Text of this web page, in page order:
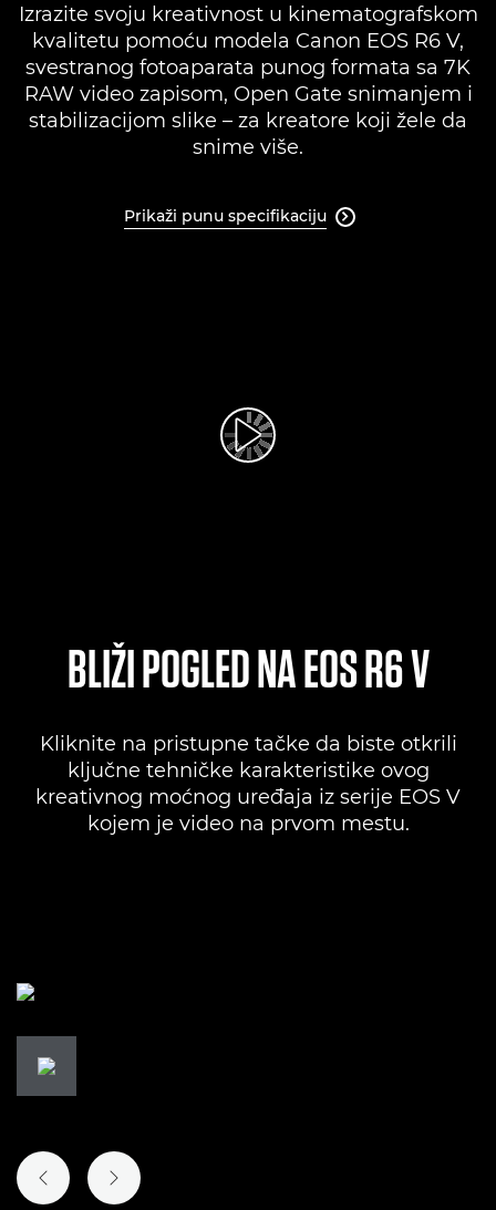
Izrazite svoju kreativnost u kinematografskom
kvalitetu pomoću modela Canon EOS R6 V,
svestranog fotoaparata punog formata sa 7K
RAW video zapisom, Open Gate snimanjem i
stabilizacijom slike – za kreatore koji žele da
snime više.
Prikaži punu specifikaciju 
Reprodukcija video zapisa
BLIŽI POGLED NA EOS R6 V
Kliknite na pristupne tačke da biste otkrili
ključne tehničke karakteristike ovog
kreativnog moćnog uređaja iz serije EOS V
kojem je video na prvom mestu.
PRETHODNI SLAJD
SLEDEĆI SLAJD